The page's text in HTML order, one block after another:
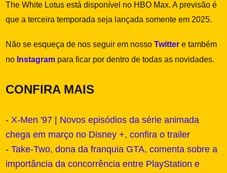
The White Lotus está disponível no HBO Max. A previsão é
que a terceira temporada seja lançada somente em 2025.
Não se esqueça de nos seguir em nossoTwitter e também
no Instagram para ficar por dentro de todas as novidades.
CONFIRA MAIS
-X-Men '97 | Novos episódios da série animada
chega em março no Disney +, confira o trailer
-Take-Two, dona da franquia GTA, comenta sobre a
importância da concorrência entre PlayStation e